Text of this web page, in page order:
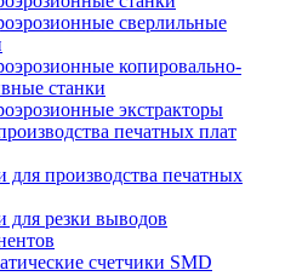
сверлильные
копировально-
станки
экстракторы
печатных плат
для производства печатных
для резки выводов
счетчики SMD